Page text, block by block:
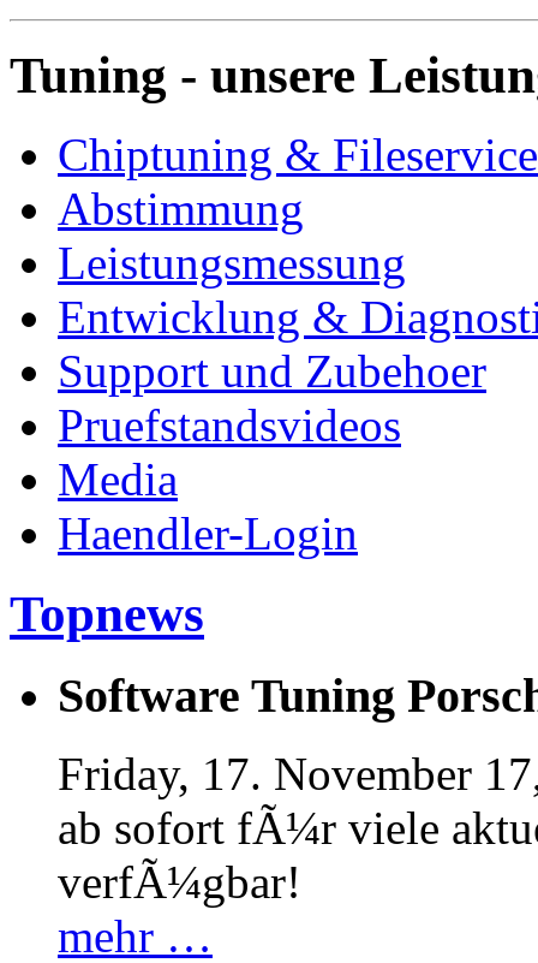
Tuning - unsere
Chiptuning & Fileservice
Abstimmung
Leistungsmessung
Entwicklung &
Support und Zubehoer
Pruefstandsvideos
Media
Haendler-Login
Topnews
Software Tuning
Friday, 17. November
ab sofort fÃ¼r viele
verfÃ¼gbar!
mehr …